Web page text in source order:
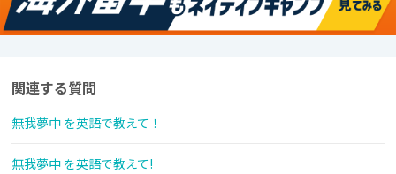
関連する質問
無我夢中 を英語で教えて！
無我夢中 を英語で教えて!